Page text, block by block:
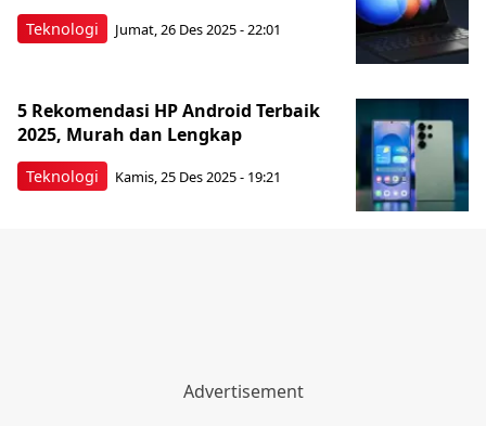
Teknologi Jumat, 26 Des 2025 - 22:01
Teknologi
5 Rekomendasi HP Android Terbaik
2025, Murah dan Lengkap
Kamis, 25 Des 2025 - 19:21